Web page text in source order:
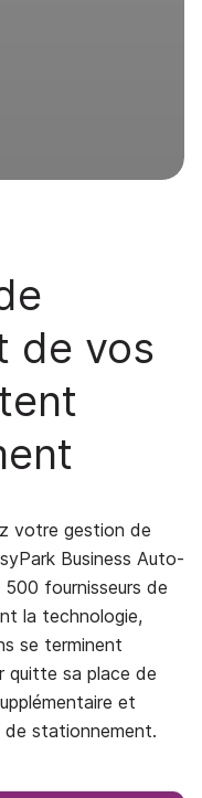
de vos
votre gestion de
Business Auto-
fournisseurs de
la technologie,
se terminent
quitte sa place de
et
de stationnement.